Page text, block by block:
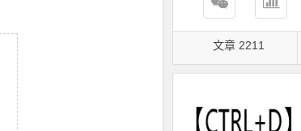
文章 2211